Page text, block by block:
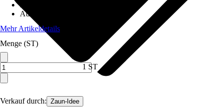
Verkauf durch: Zaun-Idee
Material
Ausführung
Mehr Artikeldetails
Menge (ST)
1 ST